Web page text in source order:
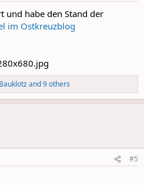
und habe den Stand der
im Ostkreuzblog
Bauklotzand 9 others
#5